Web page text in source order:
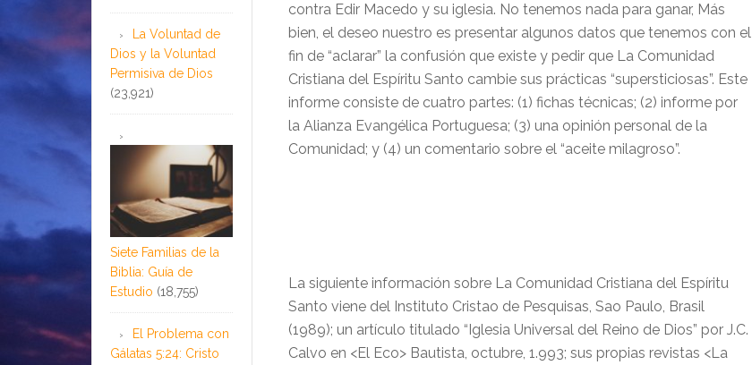
contra Edir Macedo y su iglesia. No tenemos nada para ganar, Más
bien, el deseo nuestro es presentar algunos datos que tenemos con el
fin de “aclarar” la confusión que existe y pedir que La Comunidad
Cristiana del Espíritu Santo cambie sus prácticas “supersticiosas”. Este
informe consiste de cuatro partes: (1) fichas técnicas; (2) informe por
la Alianza Evangélica Portuguesa; (3) una opinión personal de la
Comunidad; y (4) un comentario sobre el “aceite milagroso”.
La siguiente información sobre La Comunidad Cristiana del Espíritu
Santo viene del Instituto Cristao de Pesquisas, Sao Paulo, Brasil
(1989); un artículo titulado “Iglesia Universal del Reino de Dios” por J.C.
Calvo en <El Eco> Bautista, octubre, 1.993; sus propias revistas <La
La Voluntad de
Dios y la Voluntad
Permisiva de Dios
(23,921)
Siete Familias de la
Biblia: Guía de
Estudio (18,755)
El Problema con
Gálatas 5:24: Cristo